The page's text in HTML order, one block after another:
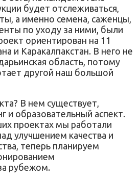
будет отслеживаться,
а именно семена, саженцы,
по уходу за ними, были
ориентирован на 11
и Каракалпакстан. В него не
область, потому
другой наш большой
В нем существует,
и образовательный аспект.
проектах мы работали
улучшением качества и
теперь планируем
рубежом.